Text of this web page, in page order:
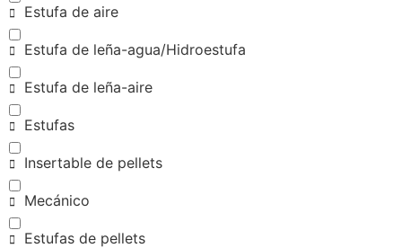
Estufa de aire
Estufa de leña-agua/Hidroestufa
Estufa de leña-aire
Estufas
Insertable de pellets
Mecánico
Estufas de pellets